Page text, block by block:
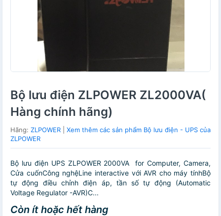
Bộ lưu điện ZLPOWER ZL2000VA(
Hàng chính hãng)
Hãng: ZLPOWER
Xem thêm các sản phẩm Bộ lưu điện - UPS của
ZLPOWER
Bộ lưu điện UPS ZLPOWER 2000VA for Computer, Camera,
Cửa cuốnCông nghệLine interactive với AVR cho máy tínhBộ
tự động điều chỉnh điện áp, tần số tự động (Automatic
Voltage Regulator -AVR)C...
Còn ít hoặc hết hàng